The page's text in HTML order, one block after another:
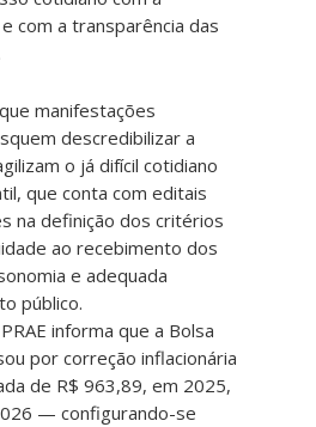
com a transparência das
manifestações
descredibilizar a
o já difícil cotidiano
que conta com editais
na definição dos critérios
ao recebimento dos
e adequada
público.
informa que a Bolsa
por correção inflacionária
de R$ 963,89, em 2025,
— configurando-se